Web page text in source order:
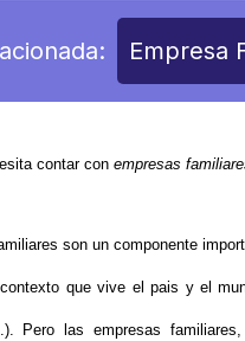
Empresa
contar con empresas
son un componente
que vive el pais y el
Pero las empresas